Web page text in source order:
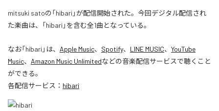
mitsuki satoの「hibari」が配信開始された。今回デジタル配信され
た楽曲は、「hibari」を含む全1曲となっている。
なお「hibari 」は、 Apple Music、 Spotify、 LINE MUSIC、 YouTube
Music、 Amazon Music Unlimitedなどの音楽配信サービスで聴くこと
ができる。
各配信サービス： hibari